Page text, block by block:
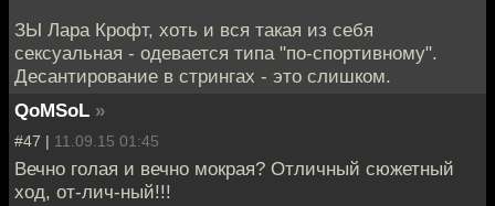
ЗЫ Лара Крофт, хоть и вся такая из себя
сексуальная - одевается типа "по-спортивному".
Десантирование в стрингах - это слишком.
QoMSoL »
#47 | 11.09.15 01:45
Вечно голая и вечно мокрая? Отличный сюжетный
ход, от-лич-ный!!!